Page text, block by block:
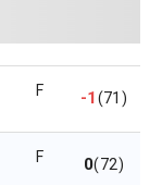
F -1(71)
F 0(72)